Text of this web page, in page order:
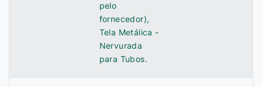
pelo
fornecedor),
Tela Metálica -
Nervurada
para Tubos.